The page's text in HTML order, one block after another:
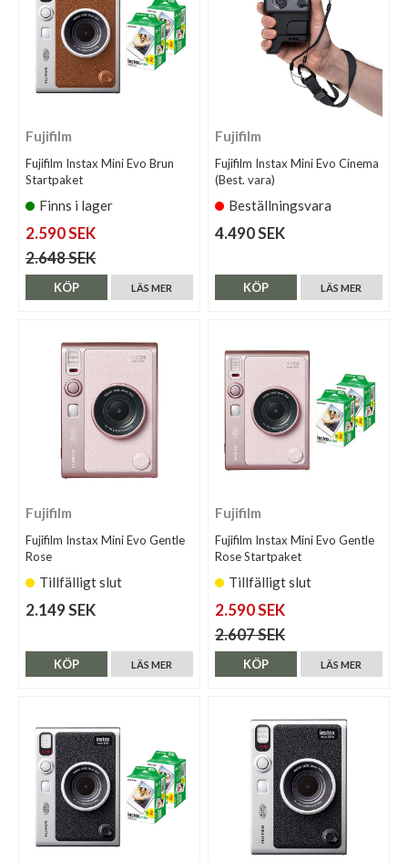
Fujifilm
Fujifilm Instax Mini Evo Brun
Startpaket
Finns i lager
2.590 SEK
2.648 SEK
LÄS MER
KÖP
Fujifilm
Fujifilm Instax Mini Evo Cinema
(Best. vara)
Beställningsvara
4.490 SEK
LÄS MER
KÖP
Fujifilm
Fujifilm Instax Mini Evo Gentle
Rose
Tillfälligt slut
2.149 SEK
LÄS MER
KÖP
Fujifilm
Fujifilm Instax Mini Evo Gentle
Rose Startpaket
Tillfälligt slut
2.590 SEK
2.607 SEK
LÄS MER
KÖP